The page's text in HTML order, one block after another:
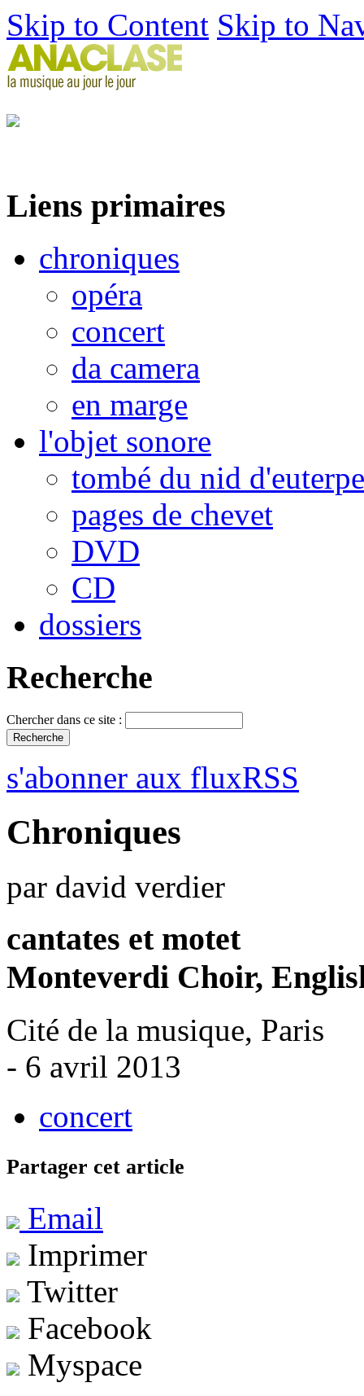
Skip to Content Skip to
Liens primaires
chroniques
opéra
concert
da camera
en marge
l'objet sonore
tombé du nid d'euterpe
pages de chevet
DVD
CD
dossiers
Recherche
Chercher dans ce site :
s'abonner aux fluxRSS
Chroniques
par david verdier
cantates et motet
Monteverdi Choir,
Cité de la musique, Paris
- 6 avril 2013
concert
Partager cet article
Email
Imprimer
Twitter
Facebook
Myspace